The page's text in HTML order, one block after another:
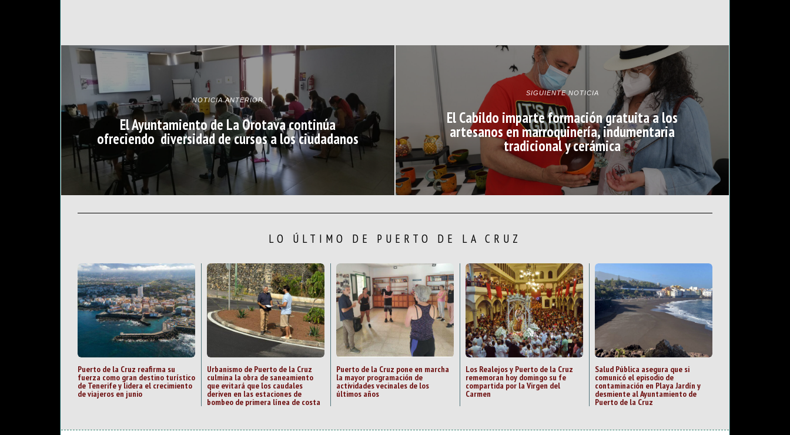
NOTICIA ANTERIOR
El Ayuntamiento de La Orotava continúa
ofreciendo diversidad de cursos a los ciudadanos
SIGUIENTE NOTICIA
El Cabildo imparte formación gratuita a los
artesanos en marroquinería, indumentaria
tradicional y cerámica
LO ÚLTIMO DE PUERTO DE LA CRUZ
Puerto de la Cruz reafirma su
fuerza como gran destino turístico
de Tenerife y lidera el crecimiento
de viajeros en junio
Urbanismo de Puerto de la Cruz
culmina la obra de saneamiento
que evitará que los caudales
deriven en las estaciones de
bombeo de primera línea de costa
Puerto de la Cruz pone en marcha
la mayor programación de
actividades vecinales de los
últimos años
Los Realejos y Puerto de la Cruz
rememoran hoy domingo su fe
compartida por la Virgen del
Carmen
Salud Pública asegura que si
comunicó el episodio de
contaminación en Playa Jardín y
desmiente al Ayuntamiento de
Puerto de la Cruz